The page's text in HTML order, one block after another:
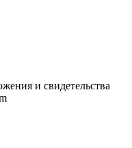
и свидетельства